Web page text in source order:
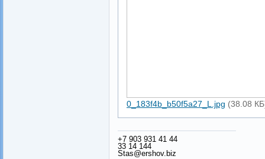
0_183f4b_b50f5a27_L.jpg (38.08
+7 903 931 41 44
33 14 144
Stas@ershov.biz